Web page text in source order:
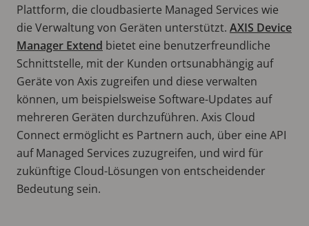
Plattform, die cloudbasierte Managed Services wie
die Verwaltung von Geräten unterstützt. AXIS Device
Manager Extend bietet eine benutzerfreundliche
Schnittstelle, mit der Kunden ortsunabhängig auf
Geräte von Axis zugreifen und diese verwalten
können, um beispielsweise Software-Updates auf
mehreren Geräten durchzuführen. Axis Cloud
Connect ermöglicht es Partnern auch, über eine API
auf Managed Services zuzugreifen, und wird für
zukünftige Cloud-Lösungen von entscheidender
Bedeutung sein.